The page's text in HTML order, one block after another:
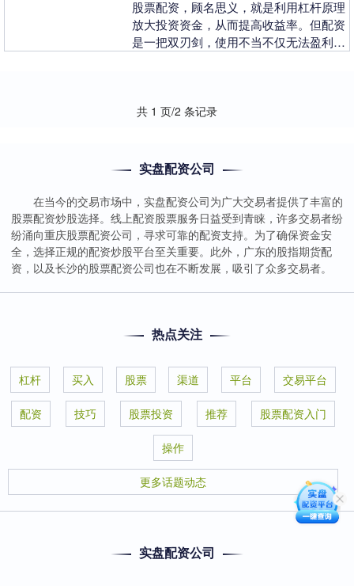
股票配资，顾名思义，就是利用杠杆原理
放大投资资金，从而提高收益率。但配资
是一把双刃剑，使用不当不仅无法盈利，
共 1 页/2 条记录
实盘配资公司
在当今的交易市场中，实盘配资公司为广大交易者提供了丰富的
股票配资炒股选择。线上配资股票服务日益受到青睐，许多交易者纷
纷涌向重庆股票配资公司，寻求可靠的配资支持。为了确保资金安
全，选择正规的配资炒股平台至关重要。此外，广东的股指期货配
资，以及长沙的股票配资公司也在不断发展，吸引了众多交易者。
热点关注
杠杆 买入 股票 渠道 平台 交易平台
配资 技巧 股票投资 推荐 股票配资入门
操作
更多话题动态
实盘配资公司